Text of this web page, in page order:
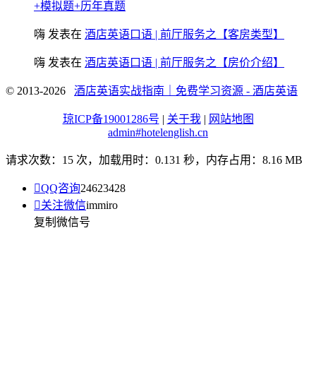
+模拟题+历年真题
嗨 发表在 酒店英语口语 | 前厅服务之【客房类型】
嗨 发表在 酒店英语口语 | 前厅服务之【房价介绍】
© 2013-2026 酒店英语实战指南｜免费学习资源 - 酒店英语
琼ICP备19001286号 | 关于我 | 网站地图
admin#hotelenglish.cn
请求次数：15 次，加载用时：0.131 秒，内存占用：8.16 MB
QQ咨询24623428
关注微信immiro
复制微信号